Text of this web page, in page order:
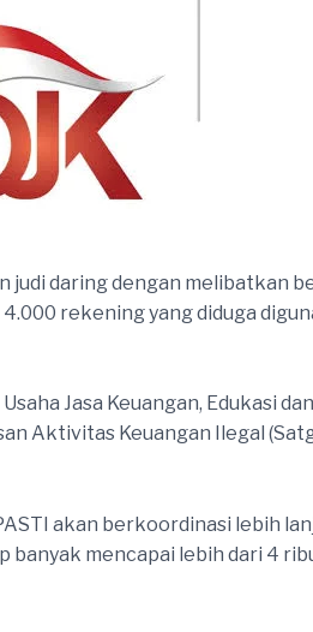
daring dengan melibatkan
rekening yang diduga
Jasa Keuangan, Edukasi
Aktivitas Keuangan Ilegal
akan berkoordinasi lebih
mencapai lebih dari 4